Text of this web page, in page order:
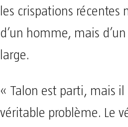
les crispations récentes
d’un homme, mais
large.
« Talon est parti, mais il
véritable problème. Le